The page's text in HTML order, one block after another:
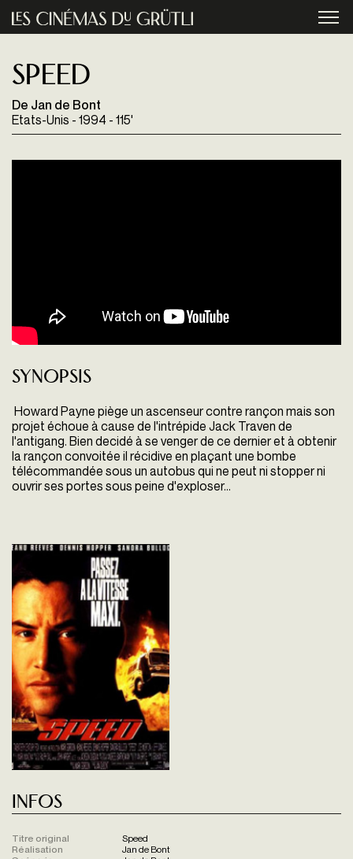
Aller au contenu principal
Speed
De Jan de Bont
Etats-Unis - 1994 - 115'
Synopsis
Howard Payne piège un ascenseur contre rançon mais son
projet échoue à cause de l'intrépide Jack Traven de
l'antigang. Bien decidé à se venger de ce dernier et à obtenir
la rançon convoitée il récidive en plaçant une bombe
télécommandée sous un autobus qui ne peut ni stopper ni
ouvrir ses portes sous peine d'exploser...
Infos
Titre original
Speed
Réalisation
Jan de Bont